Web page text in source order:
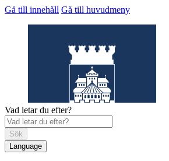
Gå till innehåll Gå till huvudmeny
Vad letar du efter?
Sök
Language